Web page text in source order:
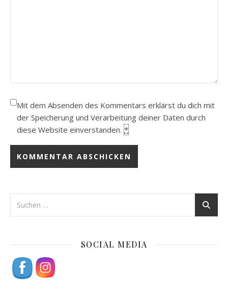
Mit dem Absenden des Kommentars erklärst du dich mit
der Speicherung und Verarbeitung deiner Daten durch
diese Website einverstanden. *
SOCIAL MEDIA